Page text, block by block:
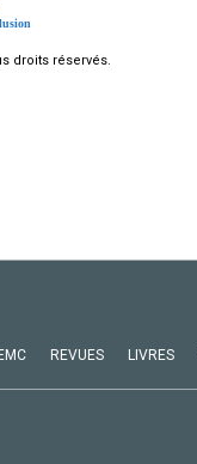
droits réservés.
REVUES LIVRES